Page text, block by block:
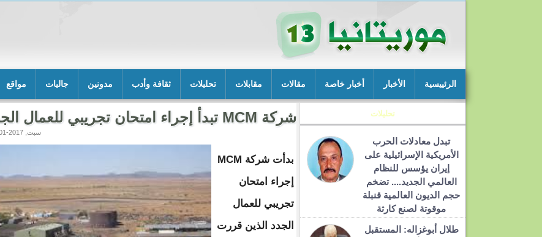
الرئييسية الأخبار أخبار خاصة مقالات مقابلات تحليلات ثقافة وأدب مدونين جاليات مواقع
تحليلات
تبدل معادلات الحرب
الأمريكية الإسرائيلية على
إيران يؤسس للنظام
العالمي الجديد.... تضخم
حجم الديون العالمية قنبلة
موقوتة لصنع كارثة
طلال أبوغزاله: المستقبل
شركة MCM تبدأ إجراء امتحان تجريبي للعمال الجدد
سبت, 2017-01-14 15:15
بدأت شركة MCM
إجراء امتحان
تجريبي للعمال
الجدد الذين قررت